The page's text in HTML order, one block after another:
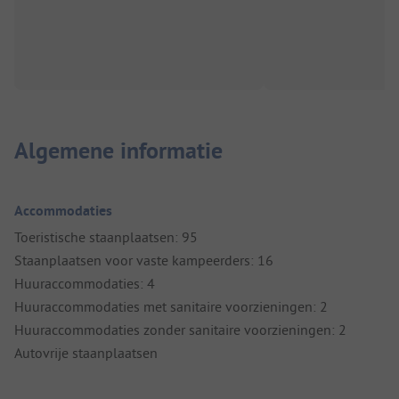
Algemene informatie
Accommodaties
Toeristische staanplaatsen: 95
Staanplaatsen voor vaste kampeerders: 16
Huuraccommodaties: 4
Huuraccommodaties met sanitaire voorzieningen: 2
Huuraccommodaties zonder sanitaire voorzieningen: 2
Autovrije staanplaatsen